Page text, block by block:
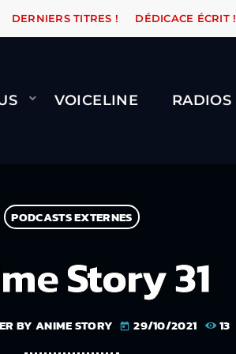
QUI PASSE, ÇA LE FAIT ! NAMI
DERNIERS TITRES ! DÉDICACE ÉCRIT !
VOICELINE RADIOS
PODCASTS EXTERNES
Story 31
BY ANIME STORY today 29/10/2021 13